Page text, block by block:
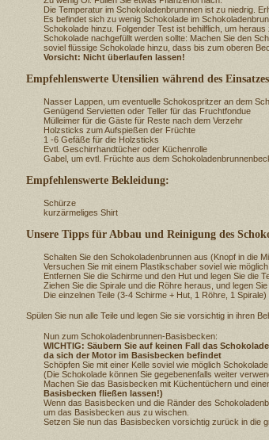
Die Temperatur im Schokoladenbrunnnen ist zu niedrig.
Es befindet sich zu wenig Schokolade im
Schokolade hinzu. Folgender Test ist behilflich, um heraus
Schokolade nachgefüllt werden sollte: Machen Sie den
soviel flüssige Schokolade hinzu, dass bis zum oberen
Vorsicht: Nicht überlaufen lassen!
Empfehlenswerte Utensilien während des
Nasser Lappen, um eventuelle Schokospritzer an dem
Genügend Servietten oder Teller für das Fruchtfondue
Mülleimer für die Gäste für Reste nach dem Verzehr
Holzsticks zum Aufspießen der Früchte
1 -6 Gefäße für die Holzsticks
Evtl. Geschirrhandtücher oder Küchenrolle
Gabel, um evtl. Früchte aus dem
Empfehlenswerte Bekleidung:
Schürze
kurzärmeliges Shirt
Unsere Tipps für Abbau und Reinigung des
Schalten Sie den Schokoladenbrunnen aus (Knopf in die
Versuchen Sie mit einem Plastikschaber soviel wie
Entfernen Sie die Schirme und den Hut und legen Sie die
Ziehen Sie die Spirale und die Röhre heraus, und legen
Die einzelnen Teile (3-4 Schirme + Hut, 1 Röhre, 1
Spülen Sie nun alle Teile und legen Sie sie vorsichtig in ihren
Nun zum Schokoladenbrunnen-Basisbecken:
WICHTIG: Säubern Sie auf keinen Fall das
da sich der Motor im Basisbecken befindet
Schöpfen Sie mit einer Kelle soviel wie möglich
(Die Schokolade können Sie gegebenenfalls weiter
Machen Sie das Basisbecken mit Küchentüchern und
Basisbecken fließen lassen!)
Wenn das Basisbecken und die Ränder des
um das Basisbecken aus zu wischen.
Setzen Sie nun das Basisbecken vorsichtig zurück in die